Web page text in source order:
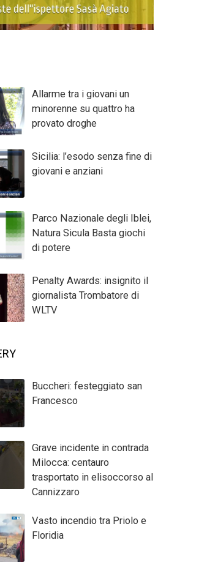
Allarme tra i giovani un
minorenne su quattro ha
provato droghe
Sicilia: l’esodo senza fine di
giovani e anziani
Parco Nazionale degli Iblei,
Natura Sicula Basta giochi
di potere
Penalty Awards: insignito il
giornalista Trombatore di
WLTV
Buccheri: festeggiato san
Francesco
Grave incidente in contrada
Milocca: centauro
trasportato in elisoccorso al
Cannizzaro
Vasto incendio tra Priolo e
Floridia